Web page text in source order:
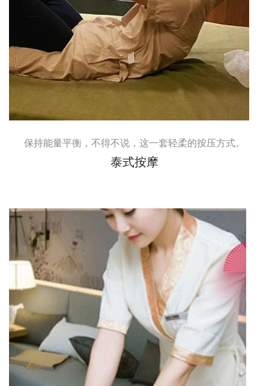
保持能量平衡，不得不说，这一套轻柔的按压方式。
泰式按摩